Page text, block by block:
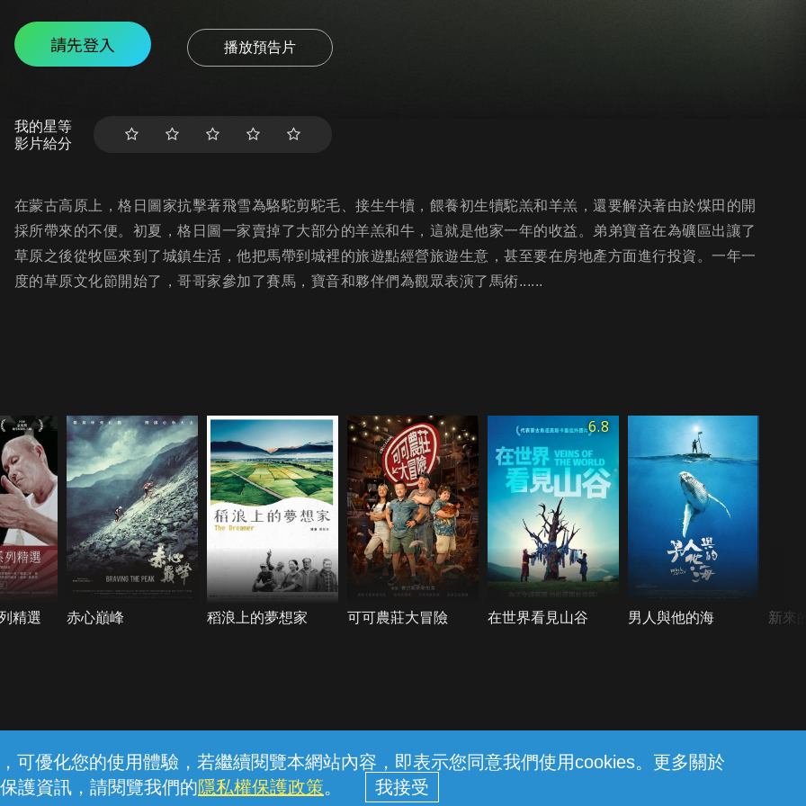
可優化您的使用體驗，若繼續閱覽本網站內容，即表示您同意我們使用cookies。更多關於
護資訊，請閱覽我們的隱私權保護政策。
請先登入 播放預告片
我的星等
影片給分
在蒙古高原上，格日圖家抗擊著飛雪為駱駝剪駝毛、接生牛犢，餵養初生犢駝羔和羊羔，還要解決著由於煤田的開
採所帶來的不便。初夏，格日圖一家賣掉了大部分的羊羔和牛，這就是他家一年的收益。弟弟寶音在為礦區出讓了
草原之後從牧區來到了城鎮生活，他把馬帶到城裡的旅遊點經營旅遊生意，甚至要在房地產方面進行投資。一年一
度的草原文化節開始了，哥哥家參加了賽馬，寶音和夥伴們為觀眾表演了馬術......
精選 赤心巔峰 稻浪上的夢想家 可可農莊大冒險
6.8
在世界看見山谷 男人與他的海 新來
線上客服 服務條款 隱私權保護
中華電信股份有限公司個人家庭分公司 (統一編號：96979949) © 2026